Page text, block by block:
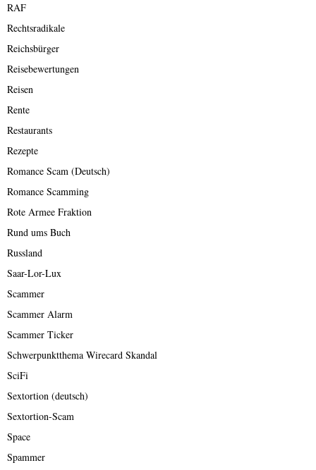
RAF
Rechtsradikale
Reichsbürger
Reisebewertungen
Reisen
Rente
Restaurants
Rezepte
Romance Scam (Deutsch)
Romance Scamming
Rote Armee Fraktion
Rund ums Buch
Russland
Saar-Lor-Lux
Scammer
Scammer Alarm
Scammer Ticker
Schwerpunktthema Wirecard Skandal
SciFi
Sextortion (deutsch)
Sextortion-Scam
Space
Spammer